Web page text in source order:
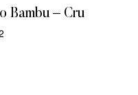
Bambu – Cru